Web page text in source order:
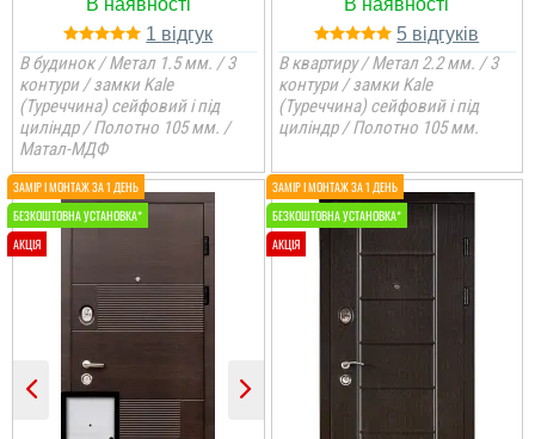
Доволі непоганий
1
В будинок / Метал 1.5 мм. / 3
контури / замки Kale
(Туреччина) сейфовий і під
циліндр / Полотно 105 мм. /
Матал-МДФ
5
В квартиру / Метал 2.2 мм. / 3
контури / замки Kale
(Туреччина) сейфовий і під
циліндр / Полотно 105 мм.